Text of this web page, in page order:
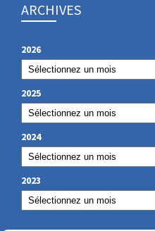
ARCHIVES
2026
2025
2024
2023